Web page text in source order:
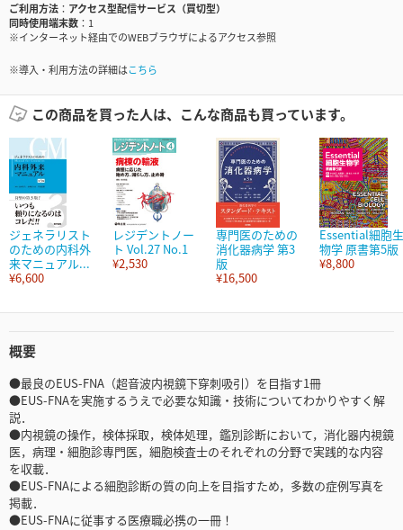
ご利用方法
アクセス型配信サービス（買切型）
同時使用端末数
1
※インターネット経由でのWEBブラウザによるアクセス参照
※導入・利用方法の詳細はこちら
この商品を買った人は、こんな商品も買っています。
ジェネラリスト
のための内科外
来マニュアル...
¥6,600
レジデントノー
ト Vol.27 No.1
¥2,530
専門医のための
消化器病学 第3
版
¥16,500
Essential細胞生
物学 原書第5版
¥8,800
概要
●最良のEUS-FNA（超音波内視鏡下穿刺吸引）を目指す1冊
●EUS-FNAを実施するうえで必要な知識・技術についてわかりやすく解
説．
●内視鏡の操作，検体採取，検体処理，鑑別診断において，消化器内視鏡
医，病理・細胞診専門医，細胞検査士のそれぞれの分野で実践的な内容
を収載．
●EUS-FNAによる細胞診断の質の向上を目指すため，多数の症例写真を
掲載．
●EUS-FNAに従事する医療職必携の一冊！